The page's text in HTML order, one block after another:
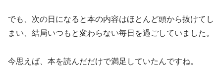
でも、次の日になると本の内容はほとんど頭から抜けてし
まい、結局いつもと変わらない毎日を過ごしていました。
今思えば、本を読んだだけで満足していたんですね。